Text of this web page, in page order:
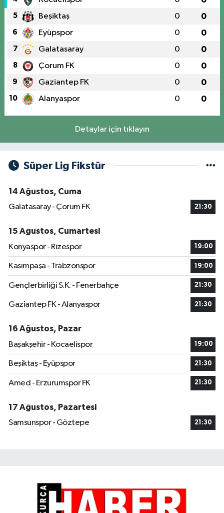
5 Beşiktaş 0 0
6 Eyüpspor 0 0
7 Galatasaray 0 0
8 Çorum FK 0 0
9 Gaziantep FK 0 0
10 Alanyaspor 0 0
Detaylar için tıklayın
Süper Lig Fikstür
14 Ağustos, Cuma
Galatasaray - Çorum FK
21:30
15 Ağustos, Cumartesi
Konyaspor - Rizespor
19:00
Kasımpaşa - Trabzonspor 19:00
Gençlerbirliği S.K. - Fenerbahçe 21:30
Gaziantep FK - Alanyaspor 21:30
16 Ağustos, Pazar
Başakşehir - Kocaelispor
19:00
Beşiktaş - Eyüpspor 21:30
Amed - Erzurumspor FK 21:30
17 Ağustos, Pazartesi
Samsunspor - Göztepe
21:30